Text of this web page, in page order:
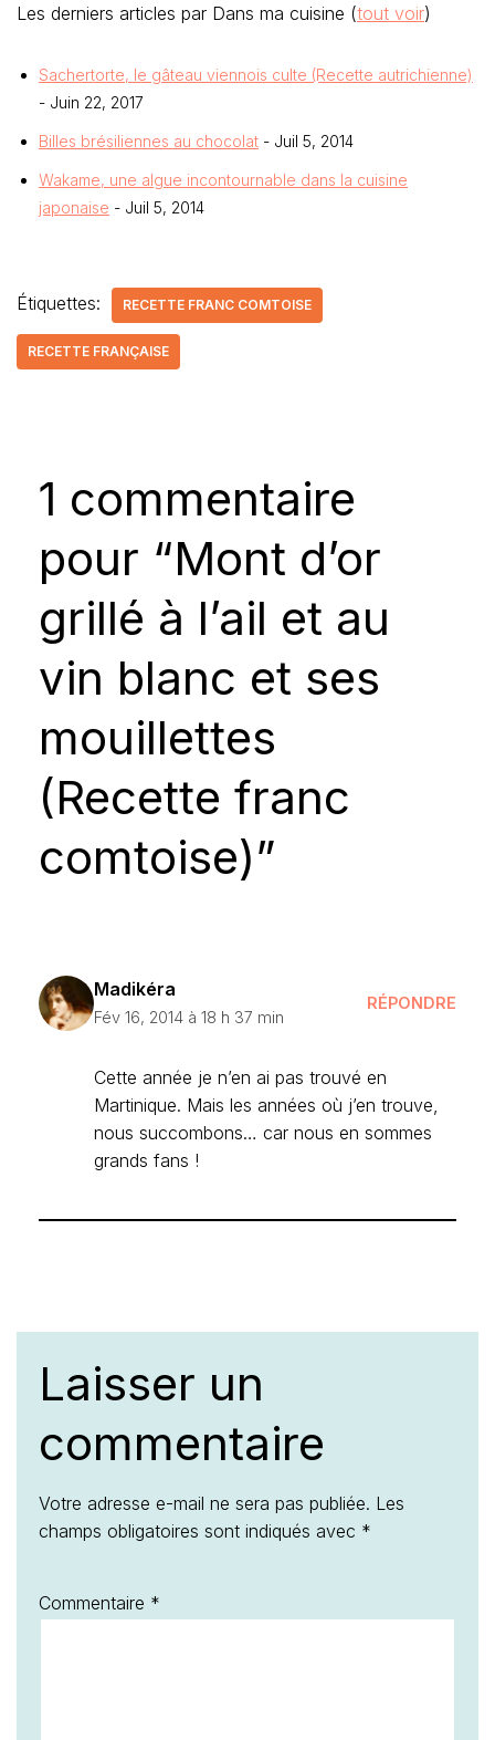
Les derniers articles par Dans ma cuisine (tout voir)
Sachertorte, le gâteau viennois culte (Recette autrichienne)
- Juin 22, 2017
Billes brésiliennes au chocolat - Juil 5, 2014
Wakame, une algue incontournable dans la cuisine
japonaise - Juil 5, 2014
Étiquettes: RECETTE FRANC COMTOISE
RECETTE FRANÇAISE
1 commentaire
pour “Mont d’or
grillé à l’ail et au
vin blanc et ses
mouillettes
(Recette franc
comtoise)”
Madikéra
Fév 16, 2014 à 18 h 37 min
RÉPONDRE
Cette année je n’en ai pas trouvé en
Martinique. Mais les années où j’en trouve,
nous succombons… car nous en sommes
grands fans !
Laisser un
commentaire
Votre adresse e-mail ne sera pas publiée. Les
champs obligatoires sont indiqués avec *
Commentaire *